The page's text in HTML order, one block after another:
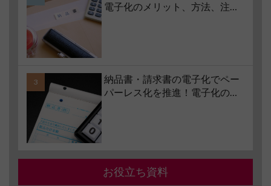
電子化のメリット、方法、注意
納品書・請求書の電子化でペー
パーレス化を推進！電子化の要
お役立ち資料